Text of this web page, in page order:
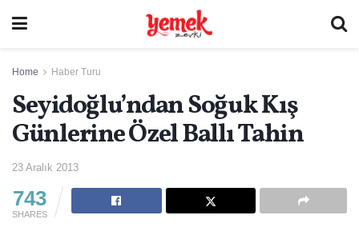
Home Haber Turu
Seyidoğlu’ndan Soğuk Kış
Günlerine Özel Ballı Tahin
23 Aralık 2013
743
SHARES